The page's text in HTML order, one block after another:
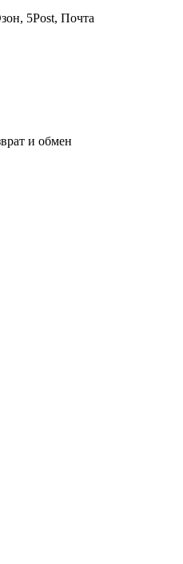
5Post, Почта
и обмен